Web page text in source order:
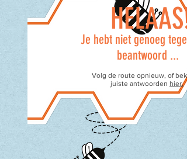
HELAAS!
Je hebt niet genoeg
beantwoord ...
Volg de route opnieuw, of
juiste antwoorden hier.